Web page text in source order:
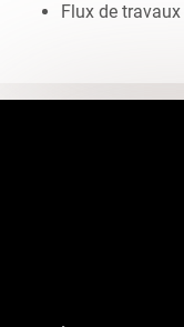
Flux de travaux